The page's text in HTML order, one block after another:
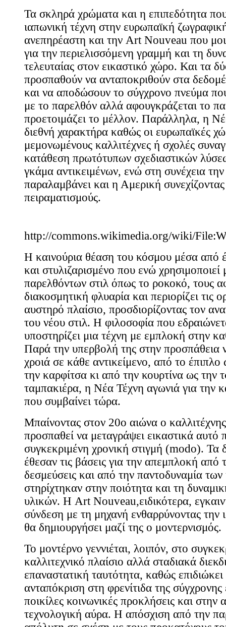
Τα σκληρά χρώματα και η επιπεδότητα
ιαπωνική τέχνη στην ευρωπαϊκή
ανεπηρέαστη και την Art Nouveau που
για την περιελισσόμενη γραμμή και τη
τελευταίας στον εικαστικό χώρο. Και τα
προσπαθούν να ανταποκριθούν στα
και να αποδώσουν το σύγχρονο πνεύμα
με το παρελθόν αλλά αφουγκράζεται το
προετοιμάζει το μέλλον. Παράλληλα, η
διεθνή χαρακτήρα καθώς οι ευρωπαϊκές
μεμονωμένους καλλιτέχνες ή σχολές
κατάθεση πρωτότυπων σχεδιαστικών
γκάμα αντικειμένων, ενώ στη συνέχεια
παραλαμβάνει και η Αμερική
πειραματισμούς.
http://commons.wikimedia.org/wiki/
Η καινούρια θέαση του κόσμου μέσα από
και στυλιζαρισμένο που ενώ χρησιμοποιεί
παρελθόντων στιλ όπως το ροκοκό, τους
διακοσμητική φλυαρία και περιορίζει τις
αυστηρό πλαίσιο, προσδιορίζοντας τον
του νέου στιλ. Η φιλοσοφία που
υποστηρίζει μια τέχνη με εμπλοκή στην
Παρά την υπερβολή της στην προσπάθεια
χροιά σε κάθε αντικείμενο, από το
την καρφίτσα κι από την κουρτίνα ως την
ταμπακιέρα, η Νέα Τέχνη αγωνιά για την
που συμβαίνει τώρα.
Μπαίνοντας στον 20ο αιώνα ο καλλιτέχνης
προσπαθεί να μεταγράψει εικαστικά αυτό
συγκεκριμένη χρονική στιγμή (modo). Τα
έθεσαν τις βάσεις για την απεμπλοκή από
δεσμεύσεις και από την παντοδυναμία
στηρίχτηκαν στην ποιότητα και τη
υλικών. Η Art Nouveau,ειδικότερα,
σύνδεση με τη μηχανή ενθαρρύνοντας την
θα δημιουργήσει μαζί της ο μοντερνισμός.
Το μοντέρνο γεννιέται, λοιπόν, στο
καλλιτεχνικό πλαίσιο αλλά σταδιακά
επαναστατική ταυτότητα, καθώς
ανταπόκριση στη φρενίτιδα της σύγχρονης
ποικίλες κοινωνικές προκλήσεις και στην
τεχνολογική αύρα. Η απόσχιση από την